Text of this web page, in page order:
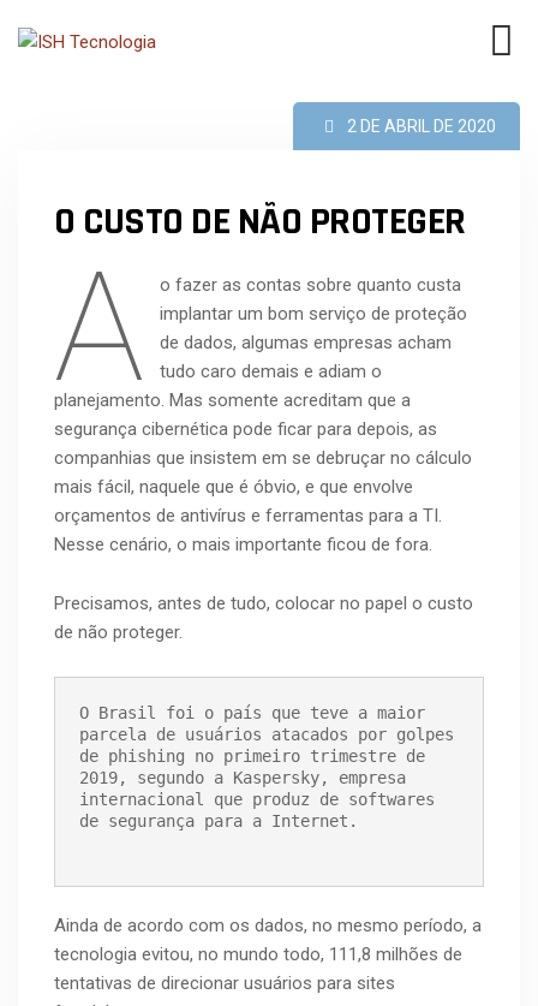
2 DE ABRIL DE 2020
O CUSTO DE NÃO PROTEGER
A
o fazer as contas sobre quanto custa
implantar um bom serviço de proteção
de dados, algumas empresas acham
tudo caro demais e adiam o
planejamento. Mas somente acreditam que a
segurança cibernética pode ficar para depois, as
companhias que insistem em se debruçar no cálculo
mais fácil, naquele que é óbvio, e que envolve
orçamentos de antivírus e ferramentas para a TI.
Nesse cenário, o mais importante ficou de fora.
Precisamos, antes de tudo, colocar no papel o custo
de não proteger.
O Brasil foi o país que teve a maior
parcela de usuários atacados por golpes
de phishing no primeiro trimestre de
2019, segundo a Kaspersky, empresa
internacional que produz de softwares
de segurança para a Internet.
Ainda de acordo com os dados, no mesmo período, a
tecnologia evitou, no mundo todo, 111,8 milhões de
tentativas de direcionar usuários para sites